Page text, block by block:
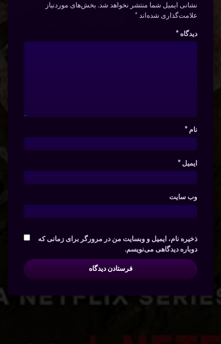
نشانی ایمیل شما منتشر نخواهد شد. بخش‌های موردنیاز
علامت‌گذاری شده‌اند*
دیدگاه *
نام *
ایمیل *
وب‌ سایت
ذخیره نام، ایمیل و وبسایت من در مرورگر برای زمانی که
دوباره دیدگاهی می‌نویسم.